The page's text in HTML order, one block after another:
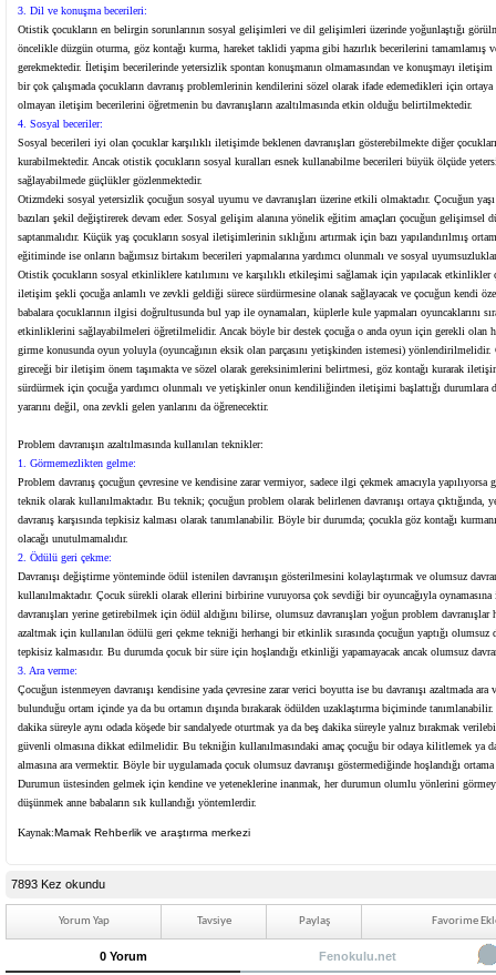
3. Dil ve konuşma becerileri:
Otistik çocukların en belirgin sorunlarının sosyal gelişimleri ve dil gelişimleri üzerinde yoğunlaştığı
öncelikle düzgün oturma, göz kontağı kurma, hareket taklidi yapma gibi hazırlık becerilerini tamamlamış
gerekmektedir. İletişim becerilerinde yetersizlik spontan konuşmanın olmamasından ve konuşmayı iletişim
bir çok çalışmada çocukların davranış problemlerinin kendilerini sözel olarak ifade edemedikleri için ortaya
olmayan iletişim becerilerini öğretmenin bu davranışların azaltılmasında etkin olduğu belirtilmektedir.
4. Sosyal beceriler:
Sosyal becerileri iyi olan çocuklar karşılıklı iletişimde beklenen davranışları gösterebilmekte diğer
kurabilmektedir. Ancak otistik çocukların sosyal kuralları esnek kullanabilme becerileri büyük ölçüde
sağlayabilmede güçlükler gözlenmektedir.
Otizmdeki sosyal yetersizlik çocuğun sosyal uyumu ve davranışları üzerine etkili olmaktadır. Çocuğun
bazıları şekil değiştirerek devam eder. Sosyal gelişim alanına yönelik eğitim amaçları çocuğun
saptanmalıdır. Küçük yaş çocukların sosyal iletişimlerinin sıklığını artırmak için bazı yapılandırılmış
eğitiminde ise onların bağımsız birtakım becerileri yapmalarına yardımcı olunmalı ve sosyal
Otistik çocukların sosyal etkinliklere katılımını ve karşılıklı etkileşimi sağlamak için yapılacak etkinlikler
iletişim şekli çocuğa anlamlı ve zevkli geldiği sürece sürdürmesine olanak sağlayacak ve çocuğun kendi
babalara çocuklarının ilgisi doğrultusunda bul yap ile oynamaları, küplerle kule yapmaları oyuncaklarını
etkinliklerini sağlayabilmeleri öğretilmelidir. Ancak böyle bir destek çocuğa o anda oyun için gerekli olan
girme konusunda oyun yoluyla (oyuncağının eksik olan parçasını yetişkinden istemesi)
gireceği bir iletişim önem taşımakta ve sözel olarak gereksinimlerini belirtmesi, göz kontağı kurarak
sürdürmek için çocuğa yardımcı olunmalı ve yetişkinler onun kendiliğinden iletişimi başlattığı durumlara
yararını değil, ona zevkli gelen yanlarını da öğrenecektir.
Problem davranışın azaltılmasında kullanılan teknikler:
1. Görmemezlikten gelme:
Problem davranış çocuğun çevresine ve kendisine zarar vermiyor, sadece ilgi çekmek amacıyla yapılıyorsa
teknik olarak kullanılmaktadır. Bu teknik; çocuğun problem olarak belirlenen davranışı ortaya
davranış karşısında tepkisiz kalması olarak tanımlanabilir. Böyle bir durumda; çocukla göz kontağı
olacağı unutulmamalıdır.
2. Ödülü geri çekme:
Davranışı değiştirme yönteminde ödül istenilen davranışın gösterilmesini kolaylaştırmak ve olumsuz
kullanılmaktadır. Çocuk sürekli olarak ellerini birbirine vuruyorsa çok sevdiği bir oyuncağıyla
davranışları yerine getirebilmek için ödül aldığını bilirse, olumsuz davranışları yoğun problem
azaltmak için kullanılan ödülü geri çekme tekniği herhangi bir etkinlik sırasında çocuğun yaptığı olumsuz
tepkisiz kalmasıdır. Bu durumda çocuk bir süre için hoşlandığı etkinliği yapamayacak ancak olumsuz
3. Ara verme:
Çocuğun istenmeyen davranışı kendisine yada çevresine zarar verici boyutta ise bu davranışı azaltmada
bulunduğu ortam içinde ya da bu ortamın dışında bırakarak ödülden uzaklaştırma biçiminde
dakika süreyle aynı odada köşede bir sandalyede oturtmak ya da beş dakika süreyle yalnız bırakmak
güvenli olmasına dikkat edilmelidir. Bu tekniğin kullanılmasındaki amaç çocuğu bir odaya kilitlemek ya
almasına ara vermektir. Böyle bir uygulamada çocuk olumsuz davranışı göstermediğinde hoşlandığı
Durumun üstesinden gelmek için kendine ve yeteneklerine inanmak, her durumun olumlu yönlerini
düşünmek anne babaların sık kullandığı yöntemlerdir.
Kaynak:Mamak Rehberlik ve araştırma merkezi
7893 Kez okundu
Yorum Yap Tavsiye Paylaş Favorime
0 Yorum Fenokulu.net